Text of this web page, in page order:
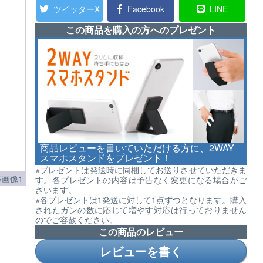
ツイッターX Facebook LINE
この商品を購入の方へのプレゼント
商品レビューを書いていただける方に、2WAY
スマホスタンドをプレゼント！
※プレゼントは発送時に同梱してお送りさせていただきま
す。各プレゼントの内容は予告なく変更になる場合がご
ざいます。
※各プレゼントは1発送に対して1点ずつとなります。購入
されたガンの数に応じて増やす対応は行っておりません
のでご容赦ください。
この商品のレビュー
レビューを書く
像1